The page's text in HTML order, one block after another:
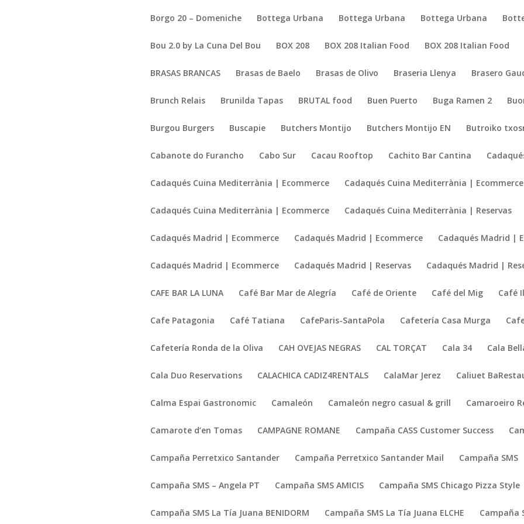
Borgo 20 – Domeniche Bottega Urbana Bottega Urbana Bottega Urbana
Bou 2.0 by La Cuna Del Bou BOX 208 BOX 208 Italian Food BOX 208 Italian Food
BRASAS BRANCAS Brasas de Baelo Brasas de Olivo Braseria Llenya Brasero
Brunch Relais Brunilda Tapas BRUTAL food Buen Puerto Buga Ramen 2
Burgou Burgers Buscapie Butchers Montijo Butchers Montijo EN Butroiko
Cabanote do Furancho Cabo Sur Cacau Rooftop Cachito Bar Cantina
Cadaqués Cuina Mediterrània | Ecommerce Cadaqués Cuina Mediterrània | Ecommerce
Cadaqués Cuina Mediterrània | Ecommerce Cadaqués Cuina Mediterrània | Reservas
Cadaqués Madrid | Ecommerce Cadaqués Madrid | Ecommerce Cadaqués Madrid |
Cadaqués Madrid | Ecommerce Cadaqués Madrid | Reservas Cadaqués Madrid |
CAFE BAR LA LUNA Café Bar Mar de Alegría Café de Oriente Café del Mig Café
Cafe Patagonia Café Tatiana CafeParis-SantaPola Cafetería Casa Murga
Cafetería Ronda de la Oliva CAH OVEJAS NEGRAS CAL TORÇAT Cala 34 Cala
Cala Duo Reservations CALACHICA CADIZ4RENTALS CalaMar Jerez Caliuet
Calma Espai Gastronomic Camaleón Camaleón negro casual & grill Camaroeiro
Camarote d’en Tomas CAMPAGNE ROMANE Campaña CASS Customer Success
Campaña Perretxico Santander Campaña Perretxico Santander Mail Campaña SMS
Campaña SMS – Angela PT Campaña SMS AMICIS Campaña SMS Chicago Pizza Style
Campaña SMS La Tía Juana BENIDORM Campaña SMS La Tía Juana ELCHE Campaña